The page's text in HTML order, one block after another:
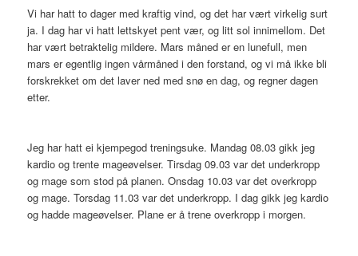
Vi har hatt to dager med kraftig vind, og det har vært virkelig surt
ja. I dag har vi hatt lettskyet pent vær, og litt sol innimellom. Det
har vært betraktelig mildere. Mars måned er en lunefull, men
mars er egentlig ingen vårmåned i den forstand, og vi må ikke bli
forskrekket om det laver ned med snø en dag, og regner dagen
etter.
Jeg har hatt ei kjempegod treningsuke. Mandag 08.03 gikk jeg
kardio og trente mageøvelser. Tirsdag 09.03 var det underkropp
og mage som stod på planen. Onsdag 10.03 var det overkropp
og mage. Torsdag 11.03 var det underkropp. I dag gikk jeg kardio
og hadde mageøvelser. Plane er å trene overkropp i morgen.